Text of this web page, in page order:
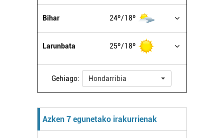
irakurri
Bihar 24º 18º
Larunbata 25º 18º
Gehiago: Hondarribia
Azken 7 egunetako irakurrienak